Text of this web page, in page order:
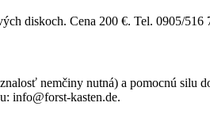
diskoch. Cena 200 €. Tel. 0905/516
nemčiny nutná) a pomocnú
info@forst-kasten.de.